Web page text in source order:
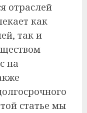
отраслей
как
так и
на
статье мы